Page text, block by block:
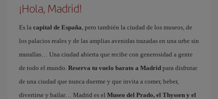
¡Hola, Madrid!
Es la capital de España, pero también la ciudad de los museos, de
los palacios reales y de las amplias avenidas trazadas en una urbe sin
murallas… Una ciudad abierta que recibe con generosidad a gente
de todo el mundo. Reserva tu vuelo barato a Madrid para disfrutar
de una ciudad que nunca duerme y que invita a comer, beber,
divertirse y bailar… Madrid es el Museo del Prado, el Thyssen y el